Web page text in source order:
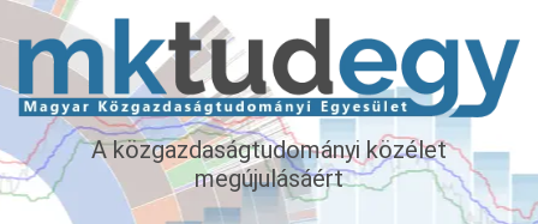
A közgazdaságtudományi közélet
megújulásáért